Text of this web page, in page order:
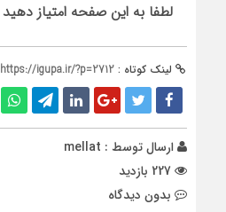
لطفا به این صفحه امتیاز دهید
لینک کوتاه : https://igupa.ir/?p=2712
ارسال توسط : mellat
بدون دیدگاه